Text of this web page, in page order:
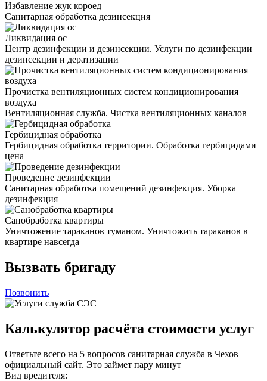
Избавление жук короед
Санитарная обработка дезинсекция
Ликвидация ос
Центр дезинфекции и дезинсекции. Услуги по дезинфекции
дезинсекции и дератизации
Прочистка вентиляционных систем кондиционирования
воздуха
Вентиляционная служба. Чистка вентиляционных каналов
Гербицидная обработка
Гербицидная обработка территории. Обработка гербицидами
цена
Проведение дезинфекции
Санитарная обработка помещений дезинфекция. Уборка
дезинфекция
Санобработка квартиры
Уничтожение тараканов туманом. Уничтожить тараканов в
квартире навсегда
Вызвать бригаду
Позвонить
Калькулятор расчёта стоимости услуг
Ответьте всего на 5 вопросов санитарная служба в Чехов
официальный сайт. Это займет пару минут
Вид вредителя: